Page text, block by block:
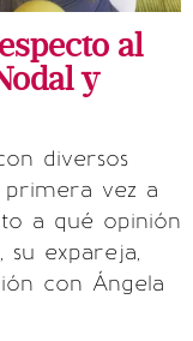
al
y
diversos
primera vez a
a qué opinión
su expareja,
con Ángela